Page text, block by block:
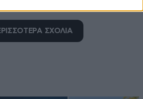
22:56
καραντίνα τόσες ημέρες
ΣΧΟΛΙΑ